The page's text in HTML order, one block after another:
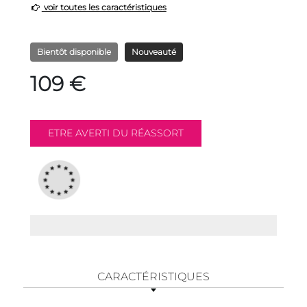
voir toutes les caractéristiques
Bientôt disponible Nouveauté
109 €
CARACTÉRISTIQUES